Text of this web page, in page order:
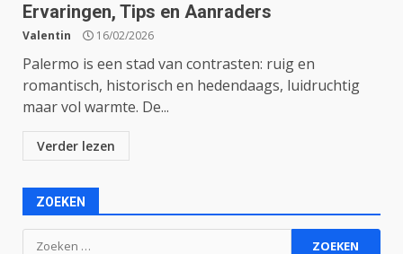
Ervaringen, Tips en Aanraders
Valentin 16/02/2026
Palermo is een stad van contrasten: ruig en
romantisch, historisch en hedendaags, luidruchtig
maar vol warmte. De...
Verder lezen
ZOEKEN
Zoeken